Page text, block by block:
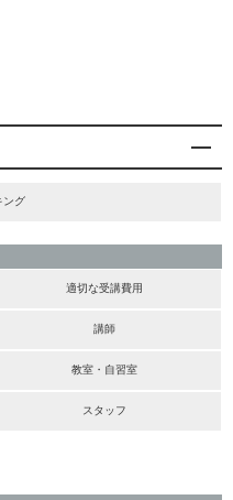
ング
適切な受講費用
講師
教室・自習室
スタッフ